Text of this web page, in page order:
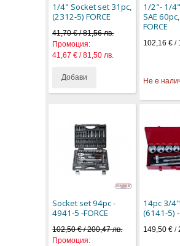
1/4" Socket set 31pc,
(2312-5) FORCE
41,70 € / 81,56 лв.
Промоция:
41,67 € / 81,50 лв.
Добави
1/2"- 1/
SAE
FORCE
102,16 €/
Не е
Socket set 94pc -
4941-5 -FORCE
102,50 € / 200,47 лв.
Промоция:
14pc 3/
(6141-5) -
149,50 €/